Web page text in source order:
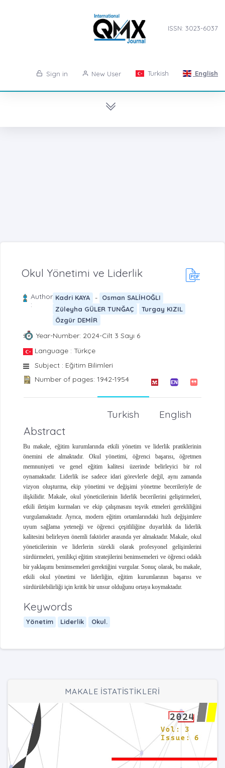
ISSN: 3023-6037
Sign in New User Turkish English
Okul Yönetimi ve Liderlik
Author
:
Kadri KAYA -
Osman SALİHOĞLI
Züleyha GÜLER TUNĞAÇ
Turgay KIZIL
Özgür DEMİR
Year-Number: 2024-Cilt 3 Sayı 6
Language : Türkçe
Subject : Eğitim Bilimleri
Number of pages: 1942-1954
English
Turkish
Abstract
Bu makale, eğitim kurumlarında etkili yönetim ve liderlik pratiklerinin
önemini ele almaktadır. Okul yönetimi, öğrenci başarısı, öğretmen
memnuniyeti ve genel eğitim kalitesi üzerinde belirleyici bir rol
oynamaktadır. Liderlik ise sadece idari görevlerle değil, aynı zamanda
vizyon oluşturma, ekip yönetimi ve değişimi yönetme becerileriyle de
ilişkilidir. Makale, okul yöneticilerinin liderlik becerilerini geliştirmeleri,
etkili iletişim kurmaları ve ekip çalışmasını teşvik etmeleri gerekliliğini
vurgulamaktadır. Ayrıca, modern eğitim ortamlarındaki hızlı değişimlere
uyum sağlama yeteneği ve öğrenci çeşitliliğine duyarlılık da liderlik
kalitesini belirleyen önemli faktörler arasında yer almaktadır. Makale, okul
yöneticilerinin ve liderlerin sürekli olarak profesyonel gelişimlerini
sürdürmeleri, yenilikçi eğitim stratejilerini benimsemeleri ve öğrenci odaklı
bir yaklaşımı benimsemeleri gerektiğini vurgular. Sonuç olarak, bu makale,
etkili okul yönetimi ve liderliğin, eğitim kurumlarının başarısı ve
sürdürülebilirliği için kritik bir unsur olduğunu ortaya koymaktadır.
Keywords
Yönetim Liderlik Okul.
MAKALE İSTATİSTİKLERİ